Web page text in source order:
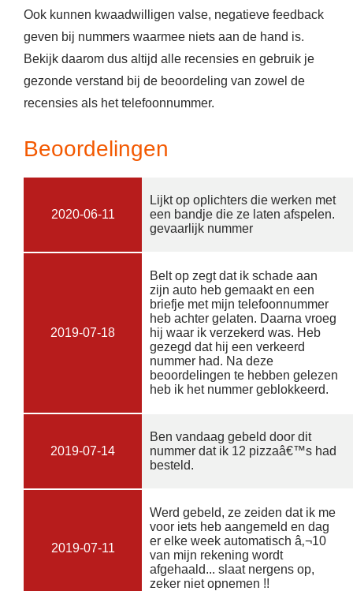
Ook kunnen kwaadwilligen valse, negatieve feedback
geven bij nummers waarmee niets aan de hand is.
Bekijk daarom dus altijd alle recensies en gebruik je
gezonde verstand bij de beoordeling van zowel de
recensies als het telefoonnummer.
Beoordelingen
2020-06-11
Lijkt op oplichters die werken met
een bandje die ze laten afspelen.
gevaarlijk nummer
2019-07-18
Belt op zegt dat ik schade aan
zijn auto heb gemaakt en een
briefje met mijn telefoonnummer
heb achter gelaten. Daarna vroeg
hij waar ik verzekerd was. Heb
gezegd dat hij een verkeerd
nummer had. Na deze
beoordelingen te hebben gelezen
heb ik het nummer geblokkeerd.
2019-07-14
Ben vandaag gebeld door dit
nummer dat ik 12 pizzaâ€™s had
besteld.
2019-07-11
Werd gebeld, ze zeiden dat ik me
voor iets heb aangemeld en dag
er elke week automatisch â‚¬10
van mijn rekening wordt
afgehaald... slaat nergens op,
zeker niet opnemen !!